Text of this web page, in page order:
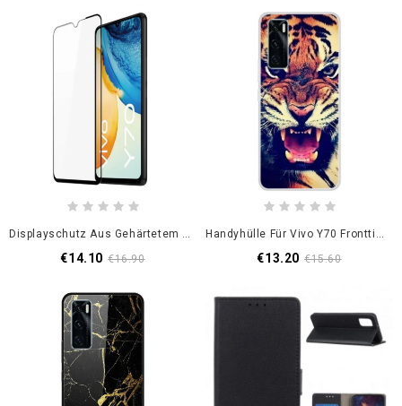
Displayschutz Aus Gehärtetem Glas Für Das Vivo Y70 Dux Ducis
€14.10 €16.90
Handyhülle Für Vivo Y70 Fronttiger
€13.20 €15.60